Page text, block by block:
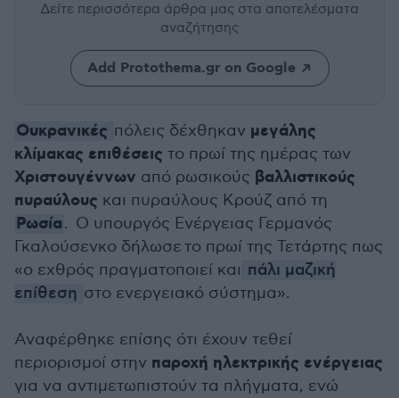
Δείτε περισσότερα άρθρα μας στα αποτελέσματα
αναζήτησης
Add Protothema.gr on Google
Ουκρανικές πόλεις δέχθηκαν μεγάλης
κλίμακας επιθέσεις το πρωί της ημέρας των
Χριστουγέννων από ρωσικούς βαλλιστικούς
πυραύλους και πυραύλους Κρούζ από τη
Ρωσία. Ο υπουργός Ενέργειας Γερμανός
Γκαλούσενκο δήλωσε το πρωί της Τετάρτης πως
«ο εχθρός πραγματοποιεί και πάλι μαζική
επίθεση στο ενεργειακό σύστημα».
Αναφέρθηκε επίσης ότι έχουν τεθεί
περιορισμοί στην παροχή ηλεκτρικής ενέργειας
για να αντιμετωπιστούν τα πλήγματα, ενώ